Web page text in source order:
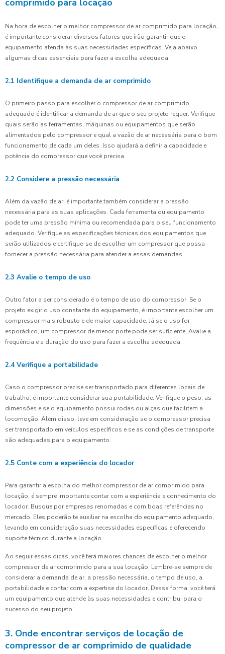
Na hora de escolher o melhor compressor de ar comprimido para locação,
é importante considerar diversos fatores que irão garantir que o
equipamento atenda às suas necessidades específicas. Veja abaixo
algumas dicas essenciais para fazer a escolha adequada:
2.1 Identifique a demanda de ar comprimido
O primeiro passo para escolher o compressor de ar comprimido
adequado é identificar a demanda de ar que o seu projeto requer. Verifique
quais serão as ferramentas, máquinas ou equipamentos que serão
alimentados pelo compressor e qual a vazão de ar necessária para o bom
funcionamento de cada um deles. Isso ajudará a definir a capacidade e
potência do compressor que você precisa.
2.2 Considere a pressão necessária
Além da vazão de ar, é importante também considerar a pressão
necessária para as suas aplicações. Cada ferramenta ou equipamento
pode ter uma pressão mínima ou recomendada para o seu funcionamento
adequado. Verifique as especificações técnicas dos equipamentos que
serão utilizados e certifique-se de escolher um compressor que possa
fornecer a pressão necessária para atender a essas demandas.
2.3 Avalie o tempo de uso
Outro fator a ser considerado é o tempo de uso do compressor. Se o
projeto exigir o uso constante do equipamento, é importante escolher um
compressor mais robusto e de maior capacidade. Já se o uso for
esporádico, um compressor de menor porte pode ser suficiente. Avalie a
frequência e a duração do uso para fazer a escolha adequada.
2.4 Verifique a portabilidade
Caso o compressor precise ser transportado para diferentes locais de
trabalho, é importante considerar sua portabilidade. Verifique o peso, as
dimensões e se o equipamento possui rodas ou alças que facilitem a
locomoção. Além disso, leve em consideração se o compressor precisa
ser transportado em veículos específicos e se as condições de transporte
são adequadas para o equipamento.
2.5 Conte com a experiência do locador
Para garantir a escolha do melhor compressor de ar comprimido para
locação, é sempre importante contar com a experiência e conhecimento do
locador. Busque por empresas renomadas e com boas referências no
mercado. Eles poderão te auxiliar na escolha do equipamento adequado,
levando em consideração suas necessidades específicas e oferecendo
suporte técnico durante a locação.
Ao seguir essas dicas, você terá maiores chances de escolher o melhor
compressor de ar comprimido para a sua locação. Lembre-se sempre de
considerar a demanda de ar, a pressão necessária, o tempo de uso, a
portabilidade e contar com a expertise do locador. Dessa forma, você terá
um equipamento que atende às suas necessidades e contribui para o
sucesso do seu projeto.
3. Onde encontrar serviços de locação de
compressor de ar comprimido de qualidade